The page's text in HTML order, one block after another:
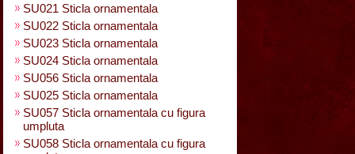
SU021 Sticla ornamentala
SU022 Sticla ornamentala
SU023 Sticla ornamentala
SU024 Sticla ornamentala
SU056 Sticla ornamentala
SU025 Sticla ornamentala
SU057 Sticla ornamentala cu figura
umpluta
SU058 Sticla ornamentala cu figura